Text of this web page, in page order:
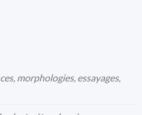
morphologies, essayages,